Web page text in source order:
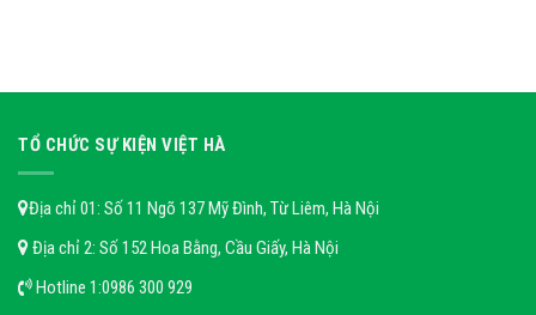
TỔ CHỨC SỰ KIỆN VIỆT HÀ
Địa chỉ 01: Số 11 Ngõ 137 Mỹ Đình, Từ Liêm, Hà Nội
Địa chỉ 2: Số 152 Hoa Bằng, Cầu Giấy, Hà Nội
Hotline 1:0986 300 929